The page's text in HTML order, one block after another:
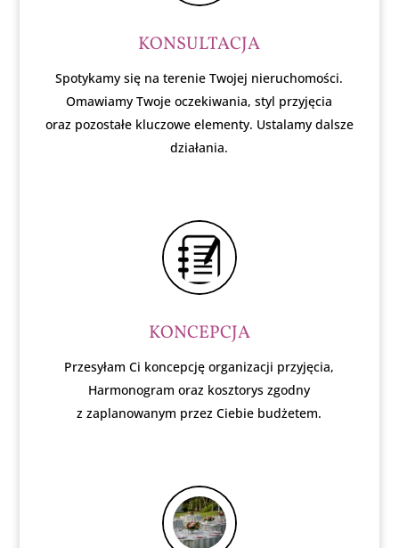
KONSULTACJA
Spotykamy się na terenie Twojej nieruchomości.
Omawiamy Twoje oczekiwania, styl przyjęcia
oraz pozostałe kluczowe elementy. Ustalamy dalsze
działania.
KONCEPCJA
Przesyłam Ci koncepcję organizacji przyjęcia,
Harmonogram oraz kosztorys zgodny
z zaplanowanym przez Ciebie budżetem.